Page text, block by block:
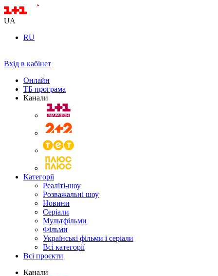
UA
RU
Вхід в кабінет
Онлайн
ТБ програма
Канали
Категорії
Реаліті-шоу
Розважальні шоу
Новини
Серіали
Мультфільми
Фільми
Українські фільми і серіали
Всі категорії
Всі проєкти
Канали